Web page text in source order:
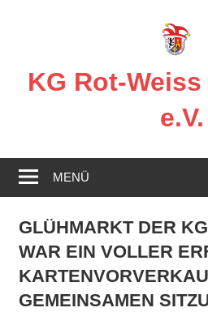
KG Rot-
e.V.
in
Spay!
MENÜ
GLÜHMARKT DER
WAR EIN VOLLER
GEMEINSAMEN